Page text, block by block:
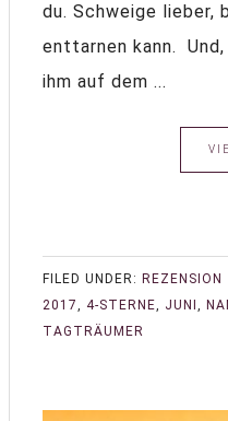
du. Schweige lieber,
enttarnen kann.
ihm auf dem ...
FILED UNDER: REZENSION
2017
4-STERNE JUNI
TAGTRÄUMER